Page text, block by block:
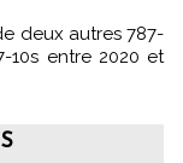
deux autres 787-
10s entre 2020 et